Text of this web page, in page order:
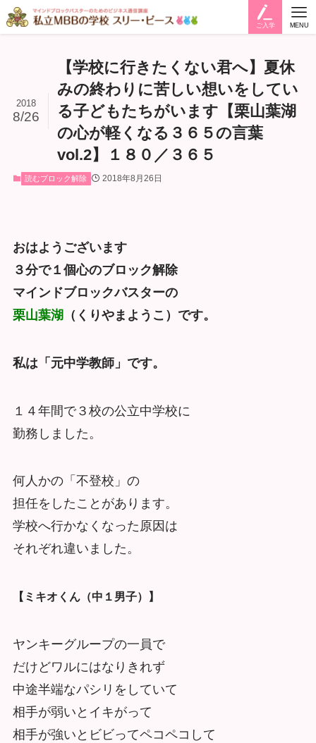
ご入学 MENU
【学校に行きたくない君へ】夏休
みの終わりに苦しい想いをしてい
る子どもたちがいます【栗山葉湖
の心が軽くなる３６５の言葉
vol.2】１８０／３６５
2018
8/26
読むブロック解除 2018年8月26日
おはようございます
３分で１個心のブロック解除
マインドブロックバスターの
栗山葉湖 （くりやまようこ）です。
私は「元中学教師」です。
１４年間で３校の公立中学校に
勤務しました。
何人かの「不登校」の
担任をしたことがあります。
学校へ行かなくなった原因は
それぞれ違いました。
【ミキオくん（中１男子）】
ヤンキーグループの一員で
だけどワルにはなりきれず
中途半端なパシリをしていて
相手が弱いとイキがって
相手が強いとビビってペコペコして